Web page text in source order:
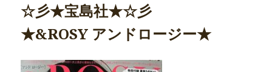
☆彡★宝島社★☆彡
★&ROSY アンドロージー★